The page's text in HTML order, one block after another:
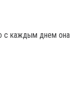
с каждым днем она